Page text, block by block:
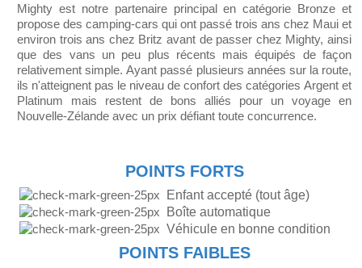
Mighty est notre partenaire principal en catégorie Bronze et
propose des camping-cars qui ont passé trois ans chez Maui et
environ trois ans chez Britz avant de passer chez Mighty, ainsi
que des vans un peu plus récents mais équipés de façon
relativement simple. Ayant passé plusieurs années sur la route,
ils n'atteignent pas le niveau de confort des catégories Argent et
Platinum mais restent de bons alliés pour un voyage en
Nouvelle-Zélande avec un prix défiant toute concurrence.
POINTS FORTS
Enfant accepté (tout âge)
Boîte automatique
Véhicule en bonne condition
POINTS FAIBLES